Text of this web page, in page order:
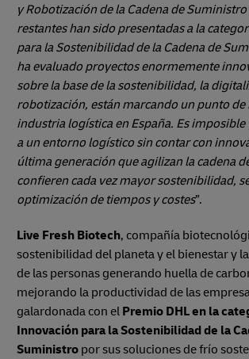
y Robotización de la Cadena de Suministro
restantes han sido presentadas a la
para la Sostenibilidad de la Cadena de
ha evaluado proyectos enormemente
sobre la base de la sostenibilidad, la
robotización, están marcando un punto
industria logística en España. Es
a un entorno logístico sin contar con
última generación que agilizan la cadena
confieren cada vez mayor sostenibilidad,
optimización de tiempos y costes”.
Live Fresh Biotech, compañía
sostenibilidad del planeta y el bienestar y
de las personas generando huella de
mejorando la productividad de las
galardonada con el Premio DHL en la
Innovación para la Sostenibilidad de la
Suministro por sus soluciones de frío